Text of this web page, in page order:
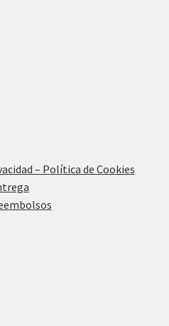
– Política de Cookies